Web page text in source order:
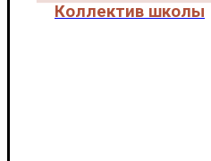
Коллектив школы